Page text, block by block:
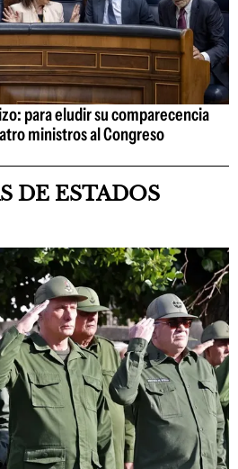
para eludir su comparecencia
ministros al Congreso
DE ESTADOS